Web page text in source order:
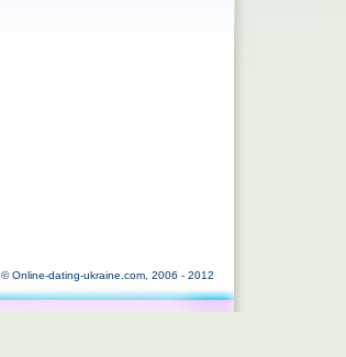
© Online-dating-ukraine.com, 2006 - 2012